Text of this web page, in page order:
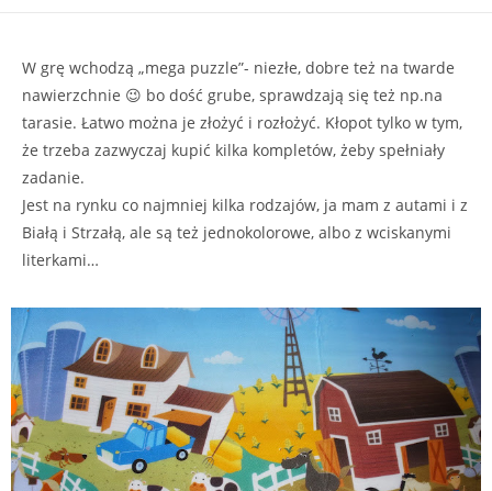
W grę wchodzą „mega puzzle”- niezłe, dobre też na twarde
nawierzchnie 😉 bo dość grube, sprawdzają się też np.na
tarasie. Łatwo można je złożyć i rozłożyć. Kłopot tylko w tym,
że trzeba zazwyczaj kupić kilka kompletów, żeby spełniały
zadanie.
Jest na rynku co najmniej kilka rodzajów, ja mam z autami i z
Białą i Strzałą, ale są też jednokolorowe, albo z wciskanymi
literkami…